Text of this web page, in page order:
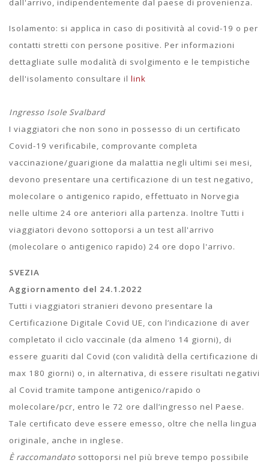
dall'arrivo, indipendentemente dal paese di provenienza.
Isolamento: si applica in caso di positività al covid-19 o per
contatti stretti con persone positive. Per informazioni
dettagliate sulle modalità di svolgimento e le tempistiche
dell'isolamento consultare il link
Ingresso Isole Svalbard
I viaggiatori che non sono in possesso di un certificato
Covid-19 verificabile, comprovante completa
vaccinazione/guarigione da malattia negli ultimi sei mesi,
devono presentare una certificazione di un test negativo,
molecolare o antigenico rapido, effettuato in Norvegia
nelle ultime 24 ore anteriori alla partenza. Inoltre Tutti i
viaggiatori devono sottoporsi a un test all'arrivo
(molecolare o antigenico rapido) 24 ore dopo l'arrivo.
SVEZIA
Aggiornamento del 24.1.2022
Tutti i viaggiatori stranieri devono presentare la
Certificazione Digitale Covid UE, con l’indicazione di aver
completato il ciclo vaccinale (da almeno 14 giorni), di
essere guariti dal Covid (con validità della certificazione di
max 180 giorni) o, in alternativa, di essere risultati negativi
al Covid tramite tampone antigenico/rapido o
molecolare/pcr, entro le 72 ore dall’ingresso nel Paese.
Tale certificato deve essere emesso, oltre che nella lingua
originale, anche in inglese.
È raccomandato sottoporsi nel più breve tempo possibile